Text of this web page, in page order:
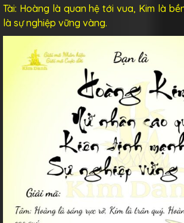
Tài: Hoàng là quan hệ tới vua, Kim là
là sự nghiệp vững vàng.